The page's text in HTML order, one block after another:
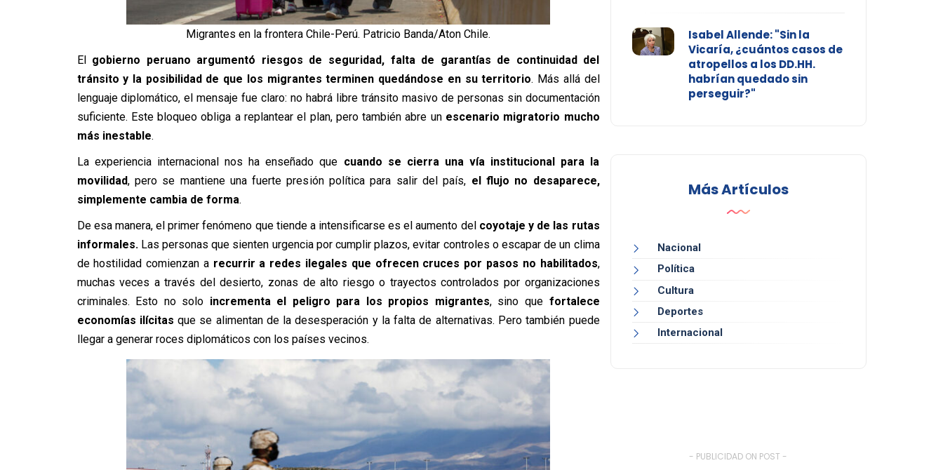
Migrantes en la frontera Chile-Perú. Patricio Banda/Aton Chile.
Elgobierno peruano argumentó riesgos de seguridad, falta de garantías de continuidad del
tránsito y la posibilidad de que los migrantes terminen quedándose en su territorio. Más allá del
lenguaje diplomático, el mensaje fue claro: no habrá libre tránsito masivo de personas sin documentación
suficiente. Este bloqueo obliga a replantear el plan, pero también abre un escenario migratorio mucho
más inestable.
La experiencia internacional nos ha enseñado que cuando se cierra una vía institucional para la
movilidad, pero se mantiene una fuerte presión política para salir del país, el flujo no desaparece,
simplemente cambia de forma.
De esa manera, el primer fenómeno que tiende a intensificarse es el aumento del coyotaje y de las rutas
informales.Las personas que sienten urgencia por cumplir plazos, evitar controles o escapar de un clima
de hostilidad comienzan a recurrir a redes ilegales que ofrecen cruces por pasos no habilitados,
muchas veces a través del desierto, zonas de alto riesgo o trayectos controlados por organizaciones
criminales. Esto no solo incrementa el peligro para los propios migrantes, sino quefortalece
economías ilícitas que se alimentan de la desesperación y la falta de alternativas. Pero también puede
llegar a generar roces diplomáticos con los países vecinos.
Isabel Allende: "Sin la
Vicaría, ¿cuántos casos de
atropellos a los DD.HH.
habrían quedado sin
perseguir?"
Más Artículos
Nacional
Política
Cultura
Deportes
Internacional
- PUBLICIDAD ON POST -